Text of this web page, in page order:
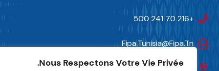
Nous Respectons Votre Vie Privée.
+216 70 241 500
Fipa.tunisia@fipa.tn
شارع صلاح الدين العمامي، تونس 1004